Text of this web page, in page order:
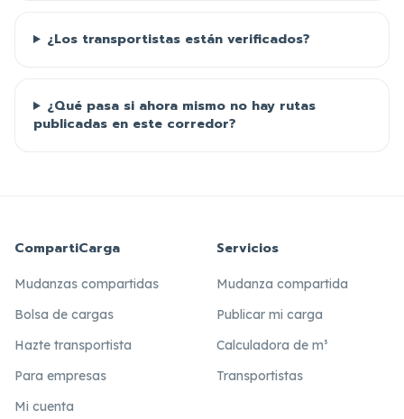
¿Los transportistas están verificados?
¿Qué pasa si ahora mismo no hay rutas
publicadas en este corredor?
CompartiCarga
Mudanzas compartidas
Bolsa de cargas
Hazte transportista
Para empresas
Mi cuenta
Servicios
Mudanza compartida
Publicar mi carga
Calculadora de m³
Transportistas